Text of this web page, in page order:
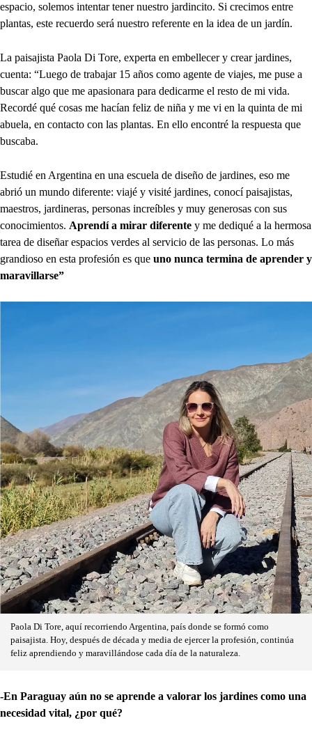
espacio, solemos intentar tener nuestro jardincito. Si crecimos entre
plantas, este recuerdo será nuestro referente en la idea de un jardín.
La paisajista Paola Di Tore, experta en embellecer y crear jardines,
cuenta: “Luego de trabajar 15 años como agente de viajes, me puse a
buscar algo que me apasionara para dedicarme el resto de mi vida.
Recordé qué cosas me hacían feliz de niña y me vi en la quinta de mi
abuela, en contacto con las plantas. En ello encontré la respuesta que
buscaba.
Estudié en Argentina en una escuela de diseño de jardines, eso me
abrió un mundo diferente: viajé y visité jardines, conocí paisajistas,
maestros, jardineras, personas increíbles y muy generosas con sus
conocimientos. Aprendí a mirar diferente y me dediqué a la hermosa
tarea de diseñar espacios verdes al servicio de las personas. Lo más
grandioso en esta profesión es que uno nunca termina de aprender y
maravillarse”
Paola Di Tore, aquí recorriendo Argentina, país donde se formó como
paisajista. Hoy, después de década y media de ejercer la profesión, continúa
feliz aprendiendo y maravillándose cada día de la naturaleza.
-En Paraguay aún no se aprende a valorar los jardines como una
necesidad vital, ¿por qué?